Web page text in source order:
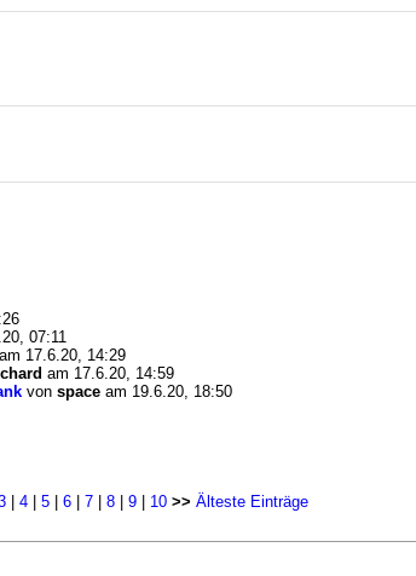
07:11
am 17.6.20, 14:29
am 17.6.20, 14:59
von space am 19.6.20, 18:50
4 5 6 7 8 9 10 >> Älteste Einträge